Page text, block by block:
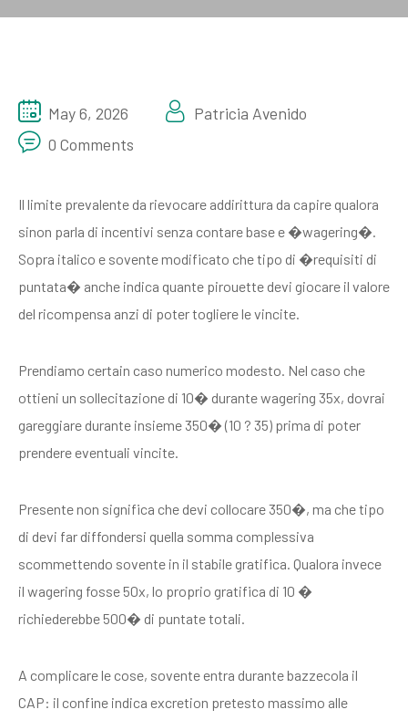
May 6, 2026
Patricia Avenido
0 Comments
Il limite prevalente da rievocare addirittura da capire qualora
sinon parla di incentivi senza contare base e �wagering�.
Sopra italico e sovente modificato che tipo di �requisiti di
puntata� anche indica quante pirouette devi giocare il valore
del ricompensa anzi di poter togliere le vincite.
Prendiamo certain caso numerico modesto. Nel caso che
ottieni un sollecitazione di 10� durante wagering 35x, dovrai
gareggiare durante insieme 350� (10 ? 35) prima di poter
prendere eventuali vincite.
Presente non significa che devi collocare 350�, ma che tipo
di devi far diffondersi quella somma complessiva
scommettendo sovente in il stabile gratifica. Qualora invece
il wagering fosse 50x, lo proprio gratifica di 10 �
richiederebbe 500� di puntate totali.
A complicare le cose, sovente entra durante bazzecola il
CAP: il confine indica excretion pretesto massimo alle